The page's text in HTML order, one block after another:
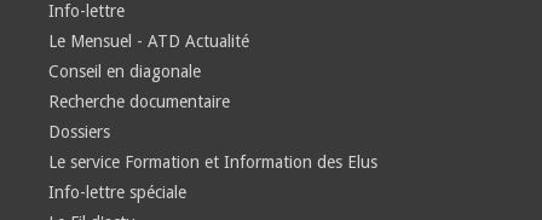
Info-lettre
Le Mensuel - ATD Actualité
Conseil en diagonale
Recherche documentaire
Dossiers
Le service Formation et Information des Elus
Info-lettre spéciale